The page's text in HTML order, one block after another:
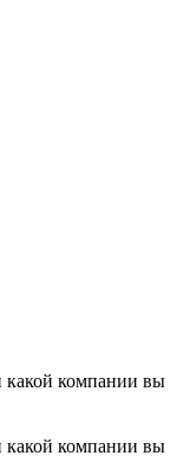
какой компании вы
какой компании вы